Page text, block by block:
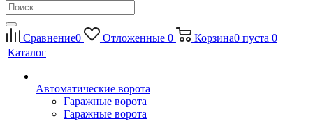
Сравнение0 Отложенные 0 Корзина0 пуста 0
Каталог
Автоматические ворота
Гаражные ворота
Гаражные ворота